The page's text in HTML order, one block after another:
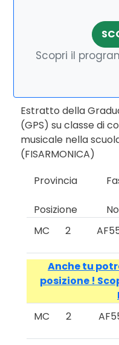
Scopri il
Estratto della
(GPS) su classe di
musicale nella
(FISARMONICA)
Provincia
Posizione
MC
2
Anche tu
posizione !
MC
2